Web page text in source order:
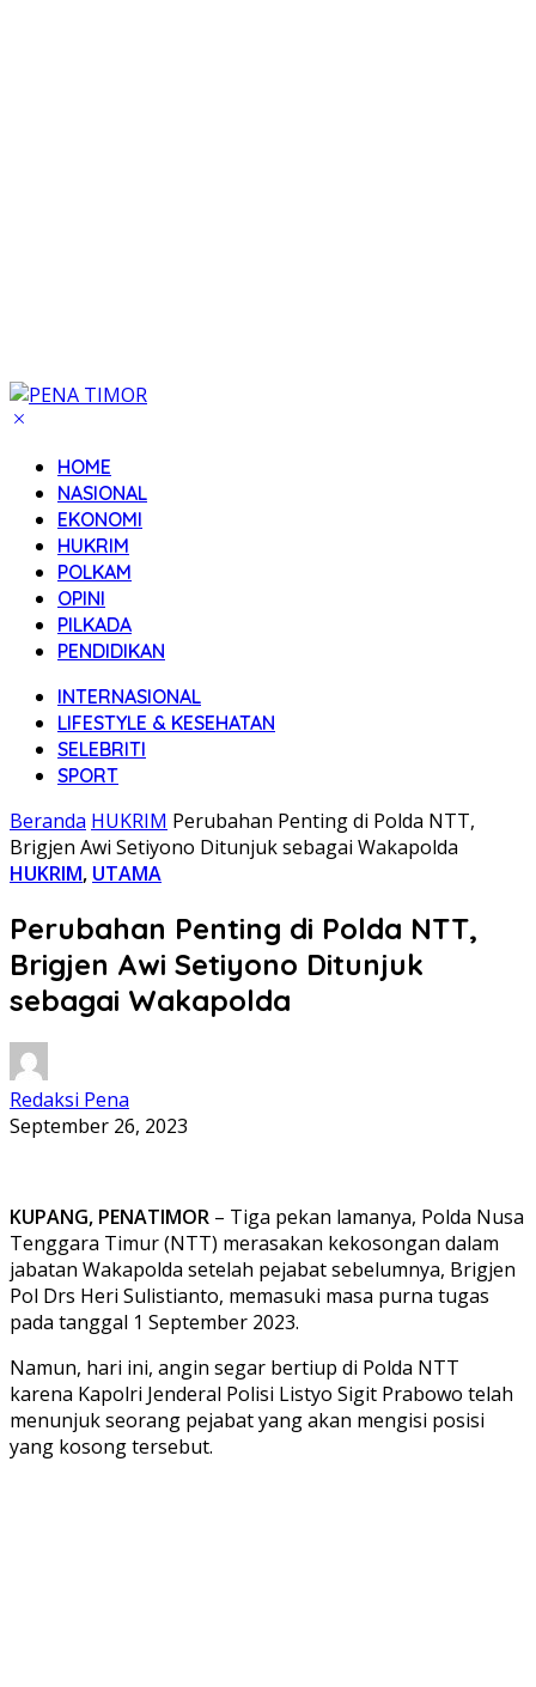
HOME
NASIONAL
EKONOMI
HUKRIM
POLKAM
OPINI
PILKADA
PENDIDIKAN
INTERNASIONAL
LIFESTYLE & KESEHATAN
SELEBRITI
SPORT
Beranda HUKRIM Perubahan Penting di Polda NTT,
Brigjen Awi Setiyono Ditunjuk sebagai Wakapolda
HUKRIM, UTAMA
Perubahan Penting di Polda NTT,
Brigjen Awi Setiyono Ditunjuk
sebagai Wakapolda
Redaksi Pena
September 26, 2023
KUPANG, PENATIMOR – Tiga pekan lamanya, Polda Nusa
Tenggara Timur (NTT) merasakan kekosongan dalam
jabatan Wakapolda setelah pejabat sebelumnya, Brigjen
Pol Drs Heri Sulistianto, memasuki masa purna tugas
pada tanggal 1 September 2023.
Namun, hari ini, angin segar bertiup di Polda NTT
karena Kapolri Jenderal Polisi Listyo Sigit Prabowo telah
menunjuk seorang pejabat yang akan mengisi posisi
yang kosong tersebut.